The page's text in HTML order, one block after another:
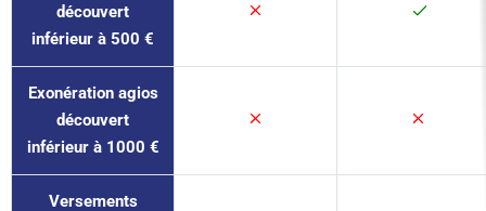
découvert
inférieur à 500 €
Exonération agios
découvert
inférieur à 1000 €
Versements